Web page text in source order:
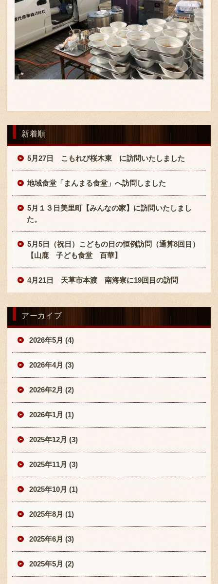
FAX:096-349-2288
新着順
5月27日 こもれび桜木東 に訪問いたしました
地域食堂「まんまる食堂」へ訪問しました
5月１３日美里町【みんなの家】に訪問いたしまし
た。
5月5日（祝日）こどもの日の恒例訪問（通算8回目）
【山鹿 子ども食堂 百華】
4月21日 天草市本渡 南海寮に19回目の訪問
アーカイブ
2026年5月 (4)
2026年4月 (3)
2026年2月 (2)
2026年1月 (1)
2025年12月 (3)
2025年11月 (3)
2025年10月 (1)
2025年8月 (1)
2025年6月 (3)
2025年5月 (2)